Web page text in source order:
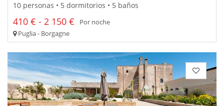
10 personas • 5 dormitorios • 5 baños
410 € - 2 150 €
Por noche
Puglia - Borgagne